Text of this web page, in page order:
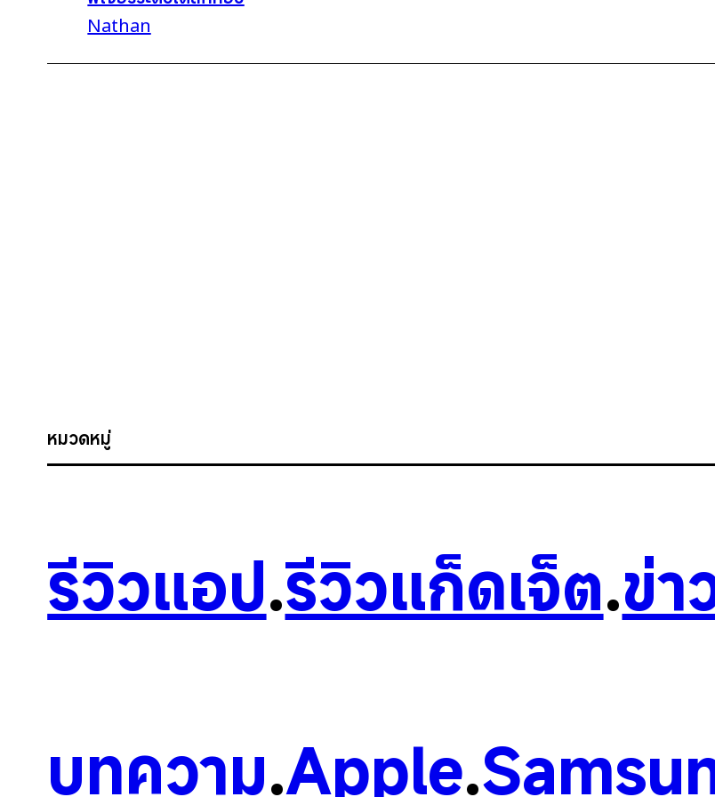
Nathan
หมวดหมู่
รีวิวแอป.รีวิวแก็ดเจ็ต.ข่า
บทความ.Apple.